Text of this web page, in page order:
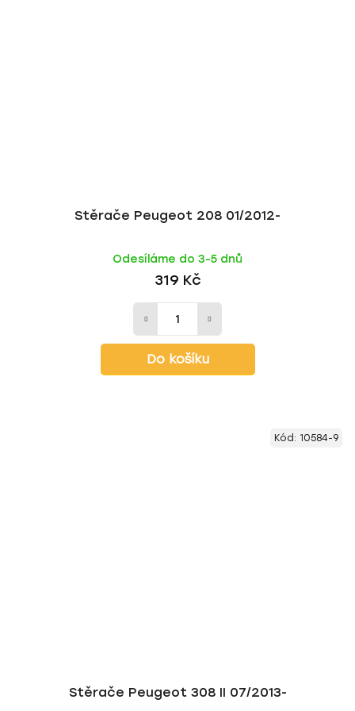
Stěrače Peugeot 208 01/2012-
Odesíláme do 3-5 dnů
319 Kč
Do košíku
Stěrače Peugeot 308 II 07/2013-
Kód: 10584-9